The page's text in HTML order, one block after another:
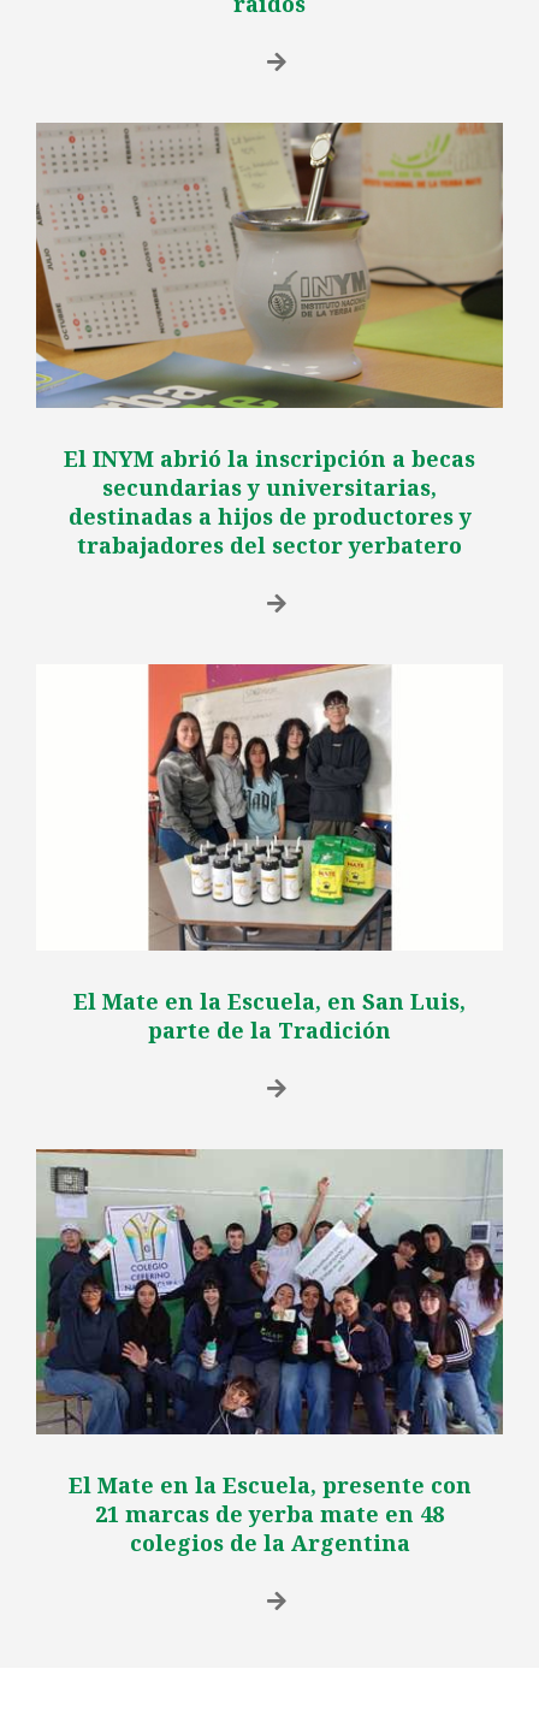
El INYM abrió la inscripción a becas
secundarias y universitarias,
destinadas a hijos de productores y
trabajadores del sector yerbatero
El Mate en la Escuela, en San Luis,
parte de la Tradición
El Mate en la Escuela, presente con
21 marcas de yerba mate en 48
colegios de la Argentina